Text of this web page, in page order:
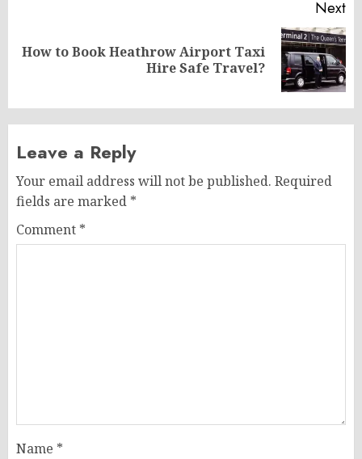
Next
Next
How to Book Heathrow Airport Taxi
Hire Safe Travel?
Leave a Reply
Your email address will not be published. Required
fields are marked *
Comment *
Name *